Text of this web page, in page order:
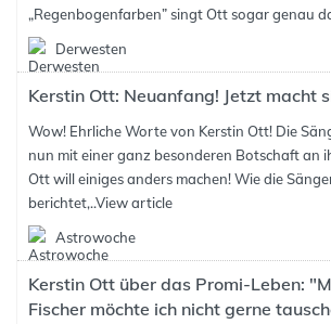
„Regenbogenfarben” singt Ott sogar genau
Derwesten
Kerstin Ott: Neuanfang! Jetzt macht
Wow! Ehrliche Worte von Kerstin Ott! Die
nun mit einer ganz besonderen Botschaft an
Ott will einiges anders machen! Wie die
berichtet,..View article
Astrowoche
Kerstin Ott über das Promi-Leben:
Fischer möchte ich nicht gerne